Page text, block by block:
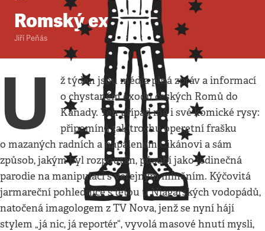
Romský exodus
Jiří Peňás
U
ž týden jsou média plná zpráv a informací
o chystaném exodu českých Romů do
Kanady. Ten případ má i své komické rysy:
připomíná tak trochu operetní frašku
o mazaných radních a napáleném Cikánovi a sám
způsob, jakým byl rozpoután, působí jako jedinečná
parodie na manipulaci s veřejným míněním. Kýčovitá
jarmareční pohlednice s tetou u Niagarských vodopádů,
natočená imagologem z TV Nova, jenž se nyní hájí
stylem „já nic, já reportér“, vyvolá masové hnutí mysli,